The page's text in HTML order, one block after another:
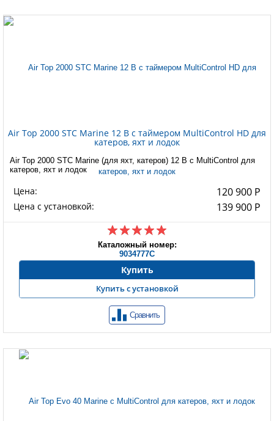
Air Top 2000 STC Marine 12 В с таймером MultiControl HD для
катеров, яхт и лодок
Air Top 2000 STC Marine (для яхт, катеров) 12 В с MultiControl для
катеров, яхт и лодок
Цена: 120 900 Р
Цена с установкой: 139 900 Р
Каталожный номер:
9034777C
Купить
Купить с установкой
Сравнить